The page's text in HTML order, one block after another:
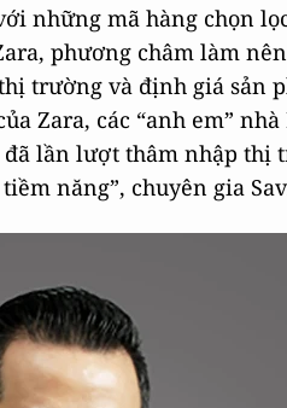
những mã hàng chọn
phương châm làm
trường và định giá sản
Zara, các “anh em”
lần lượt thâm nhập thị
năng”, chuyên gia